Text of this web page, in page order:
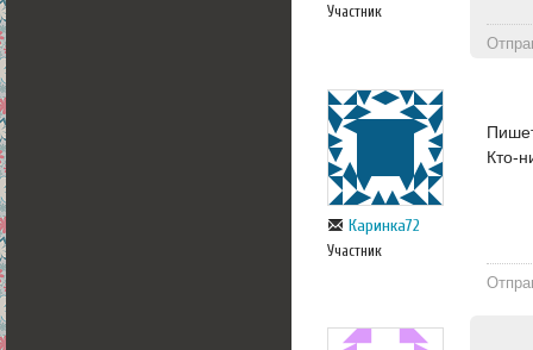
Участник
Каринка72
Участник
Кто-